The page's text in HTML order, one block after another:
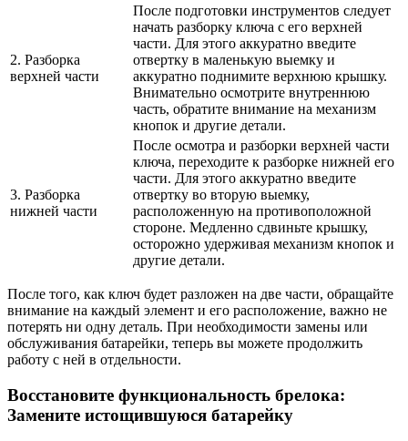
2. Разборка
верхней части
После подготовки инструментов следует
начать разборку ключа с его верхней
части. Для этого аккуратно введите
отвертку в маленькую выемку и
аккуратно поднимите верхнюю крышку.
Внимательно осмотрите внутреннюю
часть, обратите внимание на механизм
кнопок и другие детали.
3. Разборка
нижней части
После осмотра и разборки верхней части
ключа, переходите к разборке нижней его
части. Для этого аккуратно введите
отвертку во вторую выемку,
расположенную на противоположной
стороне. Медленно сдвиньте крышку,
осторожно удерживая механизм кнопок и
другие детали.
После того, как ключ будет разложен на две части, обращайте
внимание на каждый элемент и его расположение, важно не
потерять ни одну деталь. При необходимости замены или
обслуживания батарейки, теперь вы можете продолжить
работу с ней в отдельности.
Восстановите функциональность брелока:
Замените истощившуюся батарейку